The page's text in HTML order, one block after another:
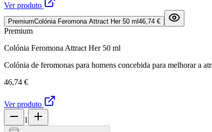
Ver produto
PremiumColónia Feromona Attract Her 50 ml 46,74 €
Premium
Colónia Feromona Attract Her 50 ml
Colónia de feromonas para homens concebida para melhorar a
46,74 €
Ver produto
1